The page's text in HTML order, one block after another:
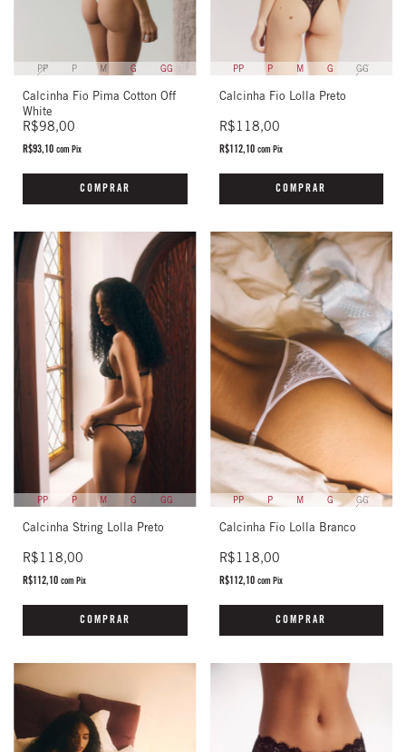
PP P M G GG
Calcinha Fio Pima Cotton Off
White
R$98,00
R$93,10 com Pix
COMPRAR
PP P M G GG
Calcinha Fio Lolla Preto
R$118,00
R$112,10 com Pix
COMPRAR
PP P M G GG
Calcinha String Lolla Preto
R$118,00
R$112,10 com Pix
COMPRAR
PP P M G GG
Calcinha Fio Lolla Branco
R$118,00
R$112,10 com Pix
COMPRAR